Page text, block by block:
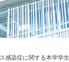
染症に関する本学学